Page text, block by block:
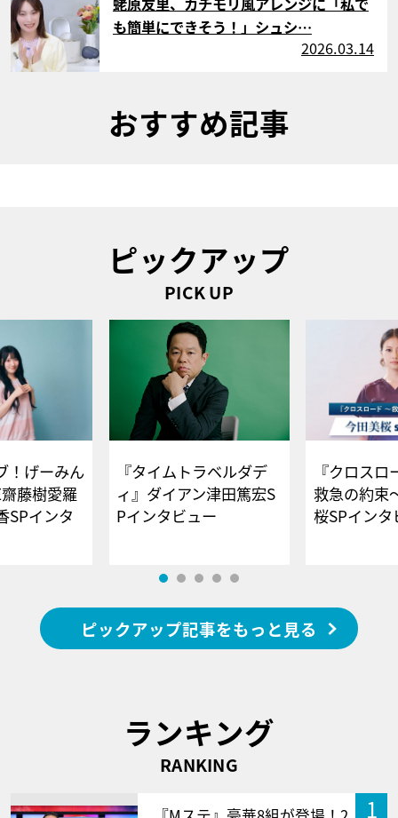
も簡単にできそう！」シュシ…
2026.03.14
おすすめ記事
ピックアップ
PICK UP
！げーみん
藤樹愛羅
SPインタ
『タイムトラベルダデ
ィ』ダイアン津田篤宏S
Pインタビュー
『クロス
救急の約束
桜SPイ
ピックアップ記事をもっと見る
ランキング
RANKING
1